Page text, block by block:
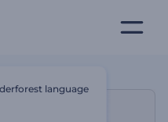
language